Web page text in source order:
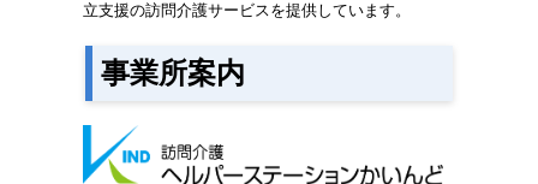
立支援の訪問介護サービスを提供しています。
事業所案内